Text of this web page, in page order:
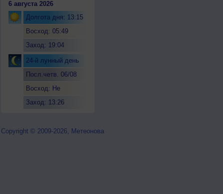
6 августа 2026
Долгота дня: 13:15
Восход: 05:49
Заход: 19:04
24-й лунный день
Посл.четв. 06/08
Восход: Не
Заход: 13:26
Copyright © 2009-2026, Метеонова